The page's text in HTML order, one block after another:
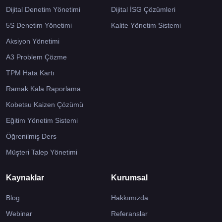
Dijital Denetim Yönetimi
5S Denetim Yönetimi
Aksiyon Yönetimi
A3 Problem Çözme
TPM Hata Kartı
Ramak Kala Raporlama
Kobetsu Kaizen Çözümü
Eğitim Yönetim Sistemi
Öğrenilmiş Ders
Müşteri Talep Yönetimi
Dijital İSG Çözümleri
Kalite Yönetim Sistemi
Kaynaklar
Blog
Webinar
Kurumsal
Hakkımızda
Referanslar